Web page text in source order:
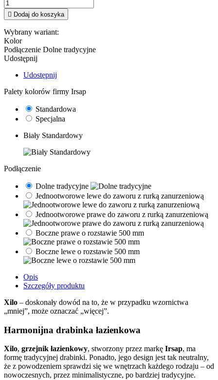
 Dodaj do koszyka
Wybrany wariant:
Kolor
Podłączenie Dolne tradycyjne
Udostępnij
Udostępnij
Palety kolorów firmy Irsap
Standardowa
Specjalna
Biały Standardowy
Podłączenie
Dolne tradycyjne
Jednootworowe lewe do zaworu z rurką zanurzeniową
Jednootworowe prawe do zaworu z rurką zanurzeniową
Boczne prawe o rozstawie 500 mm
Boczne lewe o rozstawie 500 mm
Opis
Szczegóły produktu
Xilo – doskonały dowód na to, że w przypadku wzornictwa
„mniej”, może oznaczać „więcej”.
Harmonijna drabinka łazienkowa
Xilo, grzejnik łazienkowy, stworzony przez markę Irsap, ma
formę tradycyjnej drabinki. Ponadto, jego design jest tak neutralny,
że z powodzeniem sprawdzi się we wnętrzach każdego rodzaju – od
nowoczesnych, przez minimalistyczne, po bardziej tradycyjne.